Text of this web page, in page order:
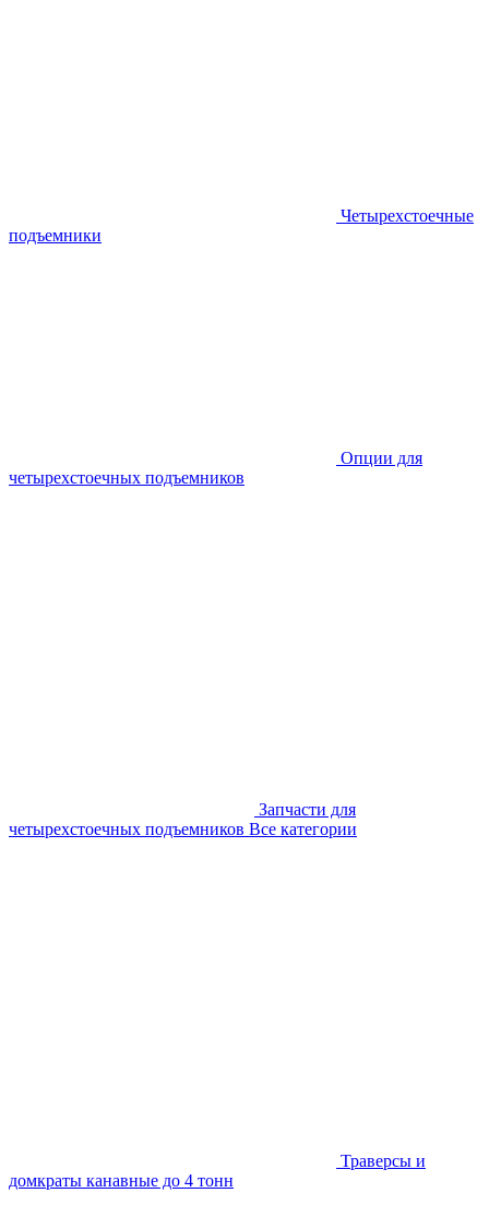
Четырехстоечные
подъемники
Опции для
четырехстоечных подъемников
Запчасти для
четырехстоечных подъемников Все категории
Траверсы и
домкраты канавные до 4 тонн